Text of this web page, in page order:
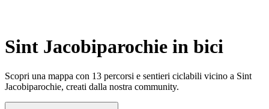
Sint Jacobiparochie in bici
Scopri una mappa con 13 percorsi e sentieri ciclabili vicino a Sint
Jacobiparochie, creati dalla nostra community.